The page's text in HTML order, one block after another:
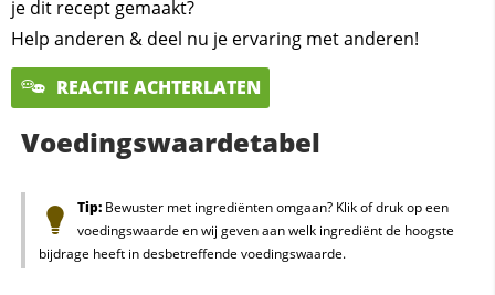
je dit recept gemaakt?
Help anderen & deel nu je ervaring met anderen!
REACTIE ACHTERLATEN
Voedingswaardetabel
Tip:Bewuster met ingrediënten omgaan? Klik of druk op een
voedingswaarde en wij geven aan welk ingrediënt de hoogste
bijdrage heeft in desbetreffende voedingswaarde.